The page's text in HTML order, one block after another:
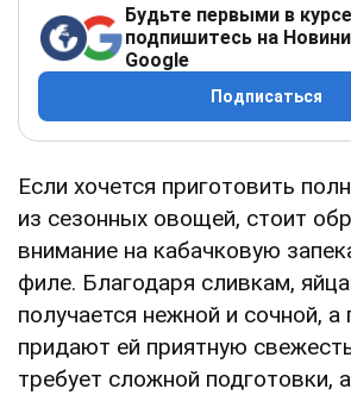
Будьте первыми в
подпишитесь на
Google
Подписаться
Если хочется приготовить
из сезонных овощей, стоит
внимание на кабачковую
филе. Благодаря сливкам,
получается нежной и сочной,
придают ей приятную
требует сложной подготовки,